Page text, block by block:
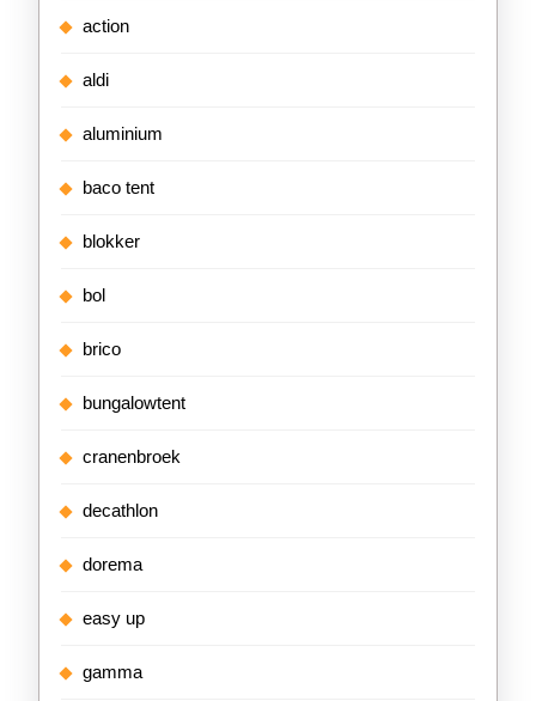
action
aldi
aluminium
baco tent
blokker
bol
brico
bungalowtent
cranenbroek
decathlon
dorema
easy up
gamma